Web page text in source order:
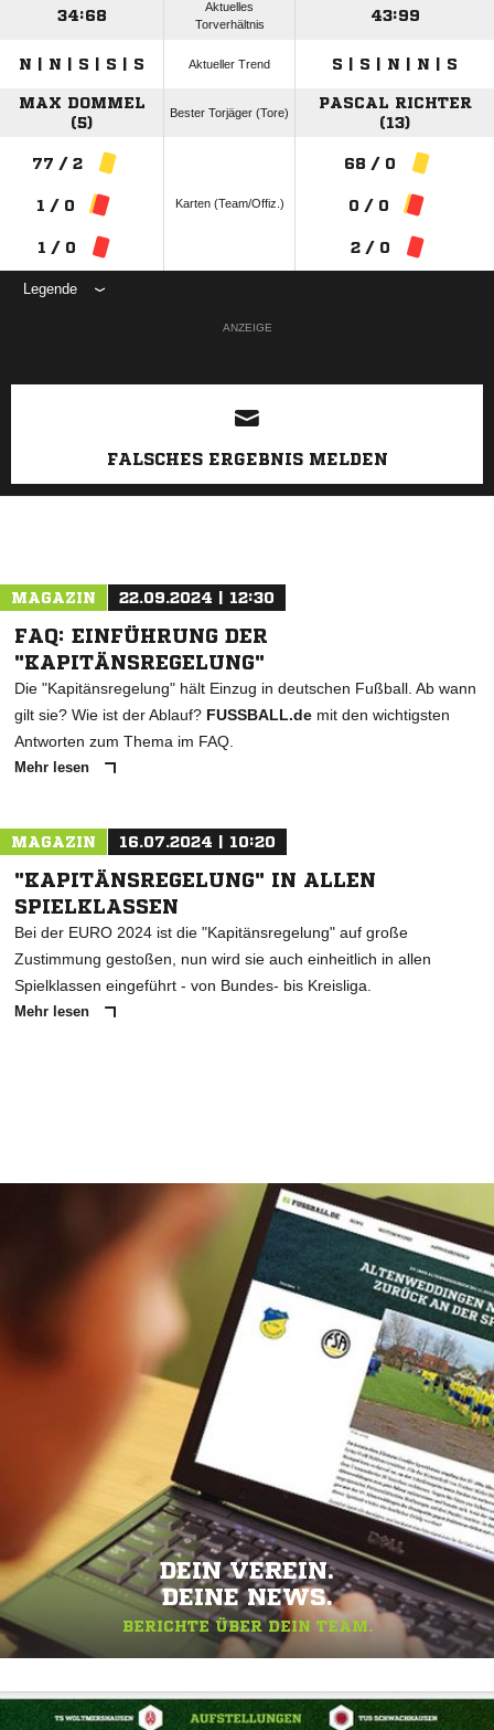
34:68
Aktuelles
Torverhältnis
43:99
N | N | S | S | S Aktueller Trend S | S | N | N | S
MAX DOMMEL
(5)
Bester Torjäger (Tore)
PASCAL RICHTER
(13)
77 / 2
1 / 0
1 / 0
Karten (Team/Offiz.)
68 / 0
0 / 0
2 / 0
Legende
ANZEIGE
FALSCHES ERGEBNIS MELDEN
MAGAZIN 22.09.2024 | 12:30
FAQ: EINFÜHRUNG DER
"KAPITÄNSREGELUNG"
Die "Kapitänsregelung" hält Einzug in deutschen Fußball. Ab wann
gilt sie? Wie ist der Ablauf? FUSSBALL.de mit den wichtigsten
Antworten zum Thema im FAQ.
Mehr lesen
MAGAZIN 16.07.2024 | 10:20
"KAPITÄNSREGELUNG" IN ALLEN
SPIELKLASSEN
Bei der EURO 2024 ist die "Kapitänsregelung" auf große
Zustimmung gestoßen, nun wird sie auch einheitlich in allen
Spielklassen eingeführt - von Bundes- bis Kreisliga.
Mehr lesen
DEIN VEREIN.
DEINE NEWS.
BERICHTE ÜBER DEIN TEAM.